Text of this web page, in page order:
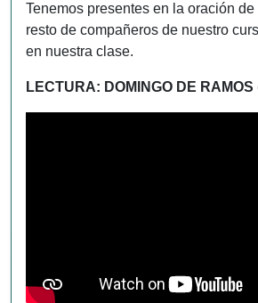
Tenemos presentes en la oración de
resto de compañeros de nuestro
en nuestra clase.
LECTURA: DOMINGO DE RAMOS